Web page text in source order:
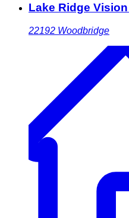
Lake Ridge
22192 Woodbridge